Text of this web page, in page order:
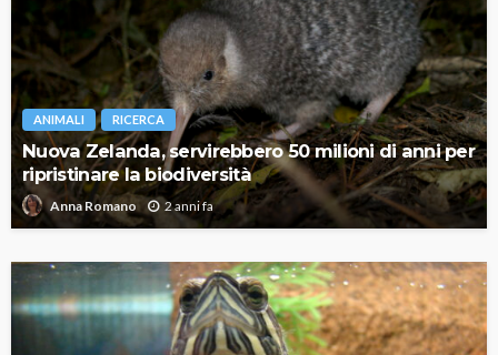
ANIMALI RICERCA
Nuova Zelanda, servirebbero 50 milioni di anni per
ripristinare la biodiversità
Anna Romano 2 anni fa